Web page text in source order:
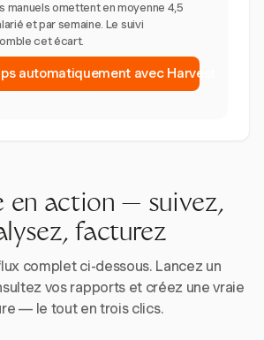
manuels omettent en moyenne 4,5
et par semaine. Le suivi
cet écart.
automatiquement avec Harvest
en action — suivez,
facturez
complet ci-dessous. Lancez un
vos rapports et créez une vraie
— le tout en trois clics.